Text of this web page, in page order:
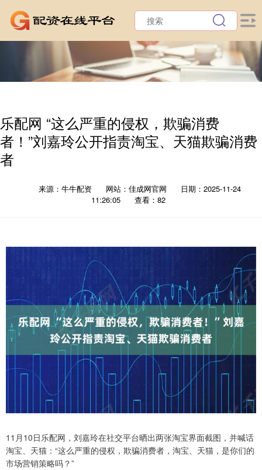
乐配网 “这么严重的侵权，欺骗消费
者！”刘嘉玲公开指责淘宝、天猫欺骗消费
者
来源：牛牛配资 网站：佳成网官网
日期：2025-11-24
11:26:05
查看：82
11月10日乐配网，刘嘉玲在社交平台晒出两张淘宝界面截图，并喊话
淘宝、天猫：“这么严重的侵权，欺骗消费者，淘宝、天猫，是你们的
市场营销策略吗？”